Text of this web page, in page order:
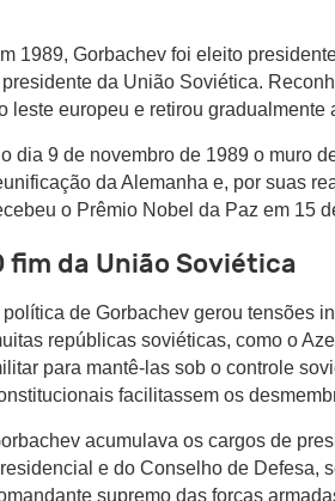
1989, Gorbachev foi eleito
da União Soviética.
leste europeu e retirou
dia 9 de novembro de 1989 o muro
da Alemanha e, por suas
o Prêmio Nobel da Paz em 15
fim da União Soviética
política de Gorbachev gerou tensões
repúblicas soviéticas, como o
para mantê-las sob o controle
facilitassem os
acumulava os cargos de
e do Conselho de Defesa,
supremo das forças